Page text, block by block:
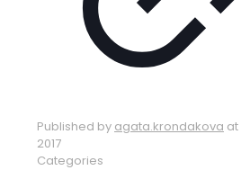
Published by agata.krondakova at
2017
Categories